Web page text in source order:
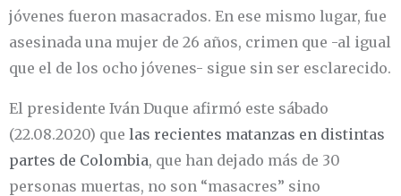
jóvenes fueron masacrados. En ese mismo lugar, fue
asesinada una mujer de 26 años, crimen que -al igual
que el de los ocho jóvenes- sigue sin ser esclarecido.
El presidente Iván Duque afirmó este sábado
(22.08.2020) que las recientes matanzas en distintas
partes de Colombia, que han dejado más de 30
personas muertas, no son “masacres” sino